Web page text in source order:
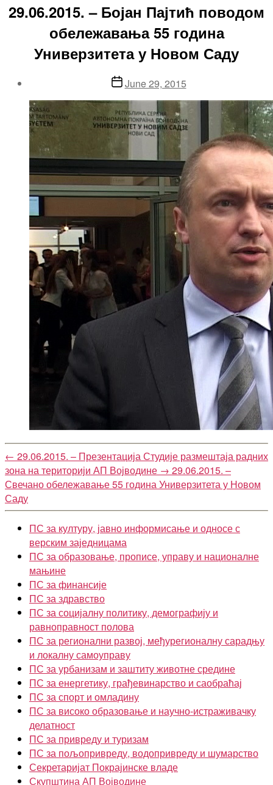
29.06.2015. – Бојан Пајтић поводом
обележавања 55 година
Универзитета у Новом Саду
PostJune 29, 2015
← 29.06.2015. – Презентација Студије размештаја радних
зона на територији АП Војводине → 29.06.2015. –
Свечано обележавање 55 година Универзитета у Новом
Саду
ПС за културу, јавно информисање и односе с
верским заједницама
ПС за образовање, прописе, управу и националне
мањине
ПС за финансије
ПС за здравство
ПС за социјалну политику, демографију и
равноправност полова
ПС за регионални развој, међурегионалну сарадњу
и локалну самоуправу
ПС за урбанизам и заштиту животне средине
ПС за енергетику, грађевинарство и саобраћај
ПС за спорт и омладину
ПС за високо образовање и научно-истраживачку
делатност
ПС за привреду и туризам
ПС за пољопривреду, водопривреду и шумарство
Секретаријат Покрајинске владе
Скупштина АП Војводине